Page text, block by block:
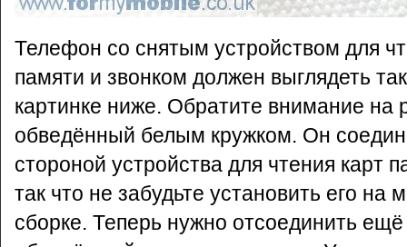
Телефон со снятым устройством для
памяти и звонком должен выглядеть
картинке ниже. Обратите внимание на
обведённый белым кружком. Он
стороной устройства для чтения карт
так что не забудьте установить его на
сборке. Теперь нужно отсоединить